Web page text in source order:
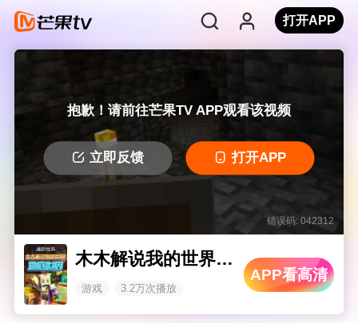
打开APP
抱歉！请前往芒果TV APP观看该视频
立即反馈 打开APP
错误码: 042312
木木解说我的世界 地底世界
游戏 3.2万次播放
APP看高清